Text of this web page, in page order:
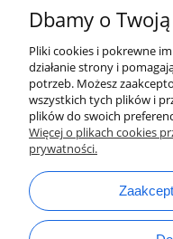
email:
Dbamy o
Pliki cookies i pokrewne
działanie strony i
potrzeb. Możesz
wszystkich tych plików i
plików do swoich
Więcej o plikach cookies
prywatności.